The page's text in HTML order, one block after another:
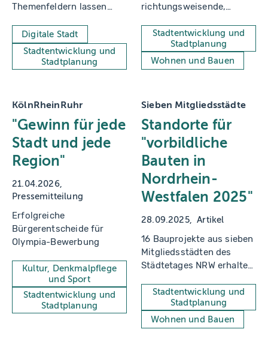
Themenfeldern lassen
Münsters individuell
auswerten, vergleichen
und visualisieren.
Digitale Stadt
Stadtentwicklung und
Stadtplanung
richtungsweisende,
Lösungen für die Stadt
der Zukunft.
Stadtentwicklung und
Stadtplanung
Wohnen und Bauen
KölnRheinRuhr
"Gewinn für jede
Stadt und jede
Region"
21.04.2026
Pressemitteilung
Erfolgreiche
Bürgerentscheide für
Olympia-Bewerbung
Kultur, Denkmalpflege
und Sport
Stadtentwicklung und
Stadtplanung
Sieben Mitgliedsstädte
Standorte für
"vorbildliche
Bauten in
Nordrhein-
Westfalen 2025"
28.09.2025 Artikel
16 Bauprojekte aus sieben
Mitgliedsstädten des
Städtetages NRW erhalten
vorbildlicher Bauten in
Nordrhein-Westfalen"
Stadtentwicklung und
Stadtplanung
Wohnen und Bauen